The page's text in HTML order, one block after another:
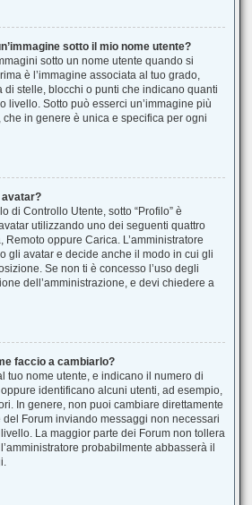
sotto il mio nome utente?
sotto un nome utente quando si
è l’immagine associata al tuo grado,
di stelle, blocchi o punti che indicano quanti
livello. Sotto può esserci un’immagine più
in genere è unica e specifica per ogni
avatar?
di Controllo Utente, sotto “Profilo” è
utilizzando uno dei seguenti quattro
Remoto oppure Carica. L’amministratore
gli avatar e decide anche il modo in cui gli
Se non ti è concesso l’uso degli
dell’amministrazione, e devi chiedere a
faccio a cambiarlo?
tuo nome utente, e indicano il numero di
identificano alcuni utenti, ad esempio,
In genere, non puoi cambiare direttamente
Forum inviando messaggi non necessari
La maggior parte dei Forum non tollera
probabilmente abbasserà il